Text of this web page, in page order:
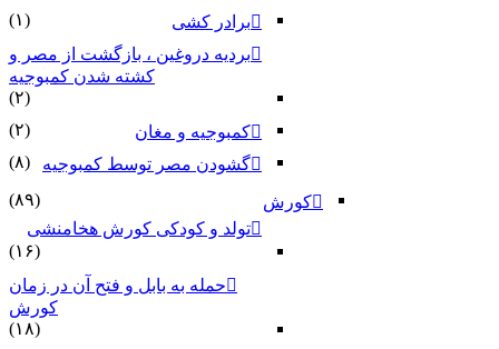
برادر کشی
(۱)
بردیه دروغین ، بازگشت از مصر و
کشته شدن کمبوجیه
(۲)
کمبوجیه و مغان
(۲)
گشودن مصر توسط کمبوجیه
(۸)
کورش
(۸۹)
تولد و کودکی کورش هخامنشی
(۱۶)
حمله به بابل و فتح آن در زمان
کورش
(۱۸)